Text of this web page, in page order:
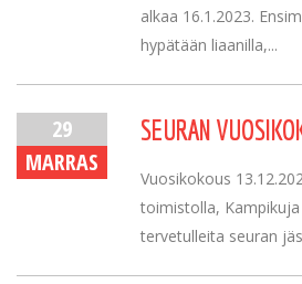
alkaa 16.1.2023.
hypätään liaanilla,...
29
MARRAS
SEURAN
Vuosikokous
toimistolla,
tervetulleita seuran